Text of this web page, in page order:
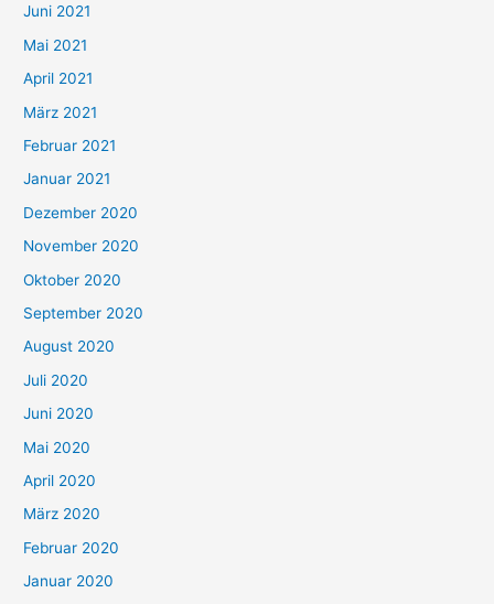
c
h
:
Juni 2021
Mai 2021
April 2021
März 2021
Februar 2021
Januar 2021
Dezember 2020
November 2020
Oktober 2020
September 2020
August 2020
Juli 2020
Juni 2020
Mai 2020
April 2020
März 2020
Februar 2020
Januar 2020